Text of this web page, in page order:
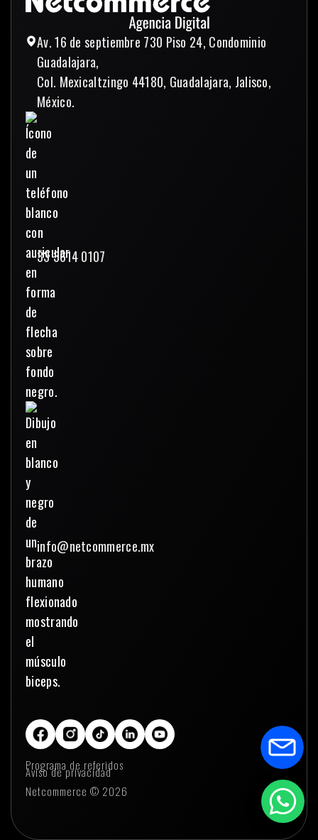
Av. 16 de septiembre 730 Piso 24, Condominio
Guadalajara,
Col. Mexicaltzingo 44180, Guadalajara, Jalisco,
México.
33 3614 0107
info@netcommerce.mx
Programa de referidos
Aviso de privacidad
Netcommerce © 2026